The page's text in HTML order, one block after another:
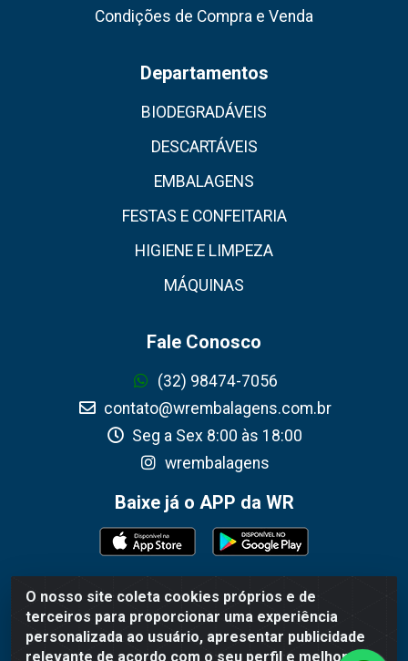
O nosso site coleta cookies próprios e de
terceiros para proporcionar uma experiência
personalizada ao usuário, apresentar publicidade
relevante de acordo com o seu perfil e melhorar a
Condições de Compra e Venda
Departamentos
BIODEGRADÁVEIS
DESCARTÁVEIS
EMBALAGENS
FESTAS E CONFEITARIA
HIGIENE E LIMPEZA
MÁQUINAS
Fale Conosco
(32) 98474-7056
contato@wrembalagens.com.br
Seg a Sex 8:00 às 18:00
wrembalagens
Baixe já o APP da WR
WR Embalagens - R. Cel. Teodoro Gomes de Araújo, 1360 -
Grogotó - Barbacena / MG - CEP 36202-628 - CNPJ
02.692.206/0001-55